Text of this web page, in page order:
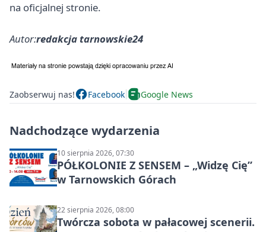
na oficjalnej stronie.
Autor:redakcja tarnowskie24
Zaobserwuj nas! Facebook Google News
Nadchodzące wydarzenia
10 sierpnia 2026, 07:30
PÓŁKOLONIE Z SENSEM – „Widzę Cię”
w Tarnowskich Górach
22 sierpnia 2026, 08:00
Twórcza sobota w pałacowej scenerii.